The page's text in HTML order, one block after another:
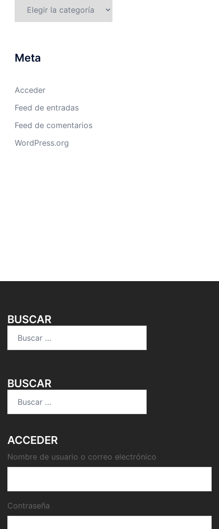
Meta
Acceder
Feed de entradas
Feed de comentarios
WordPress.org
BUSCAR
BUSCAR
ACCEDER
Nombre de usuario o correo electrónico
Contraseña